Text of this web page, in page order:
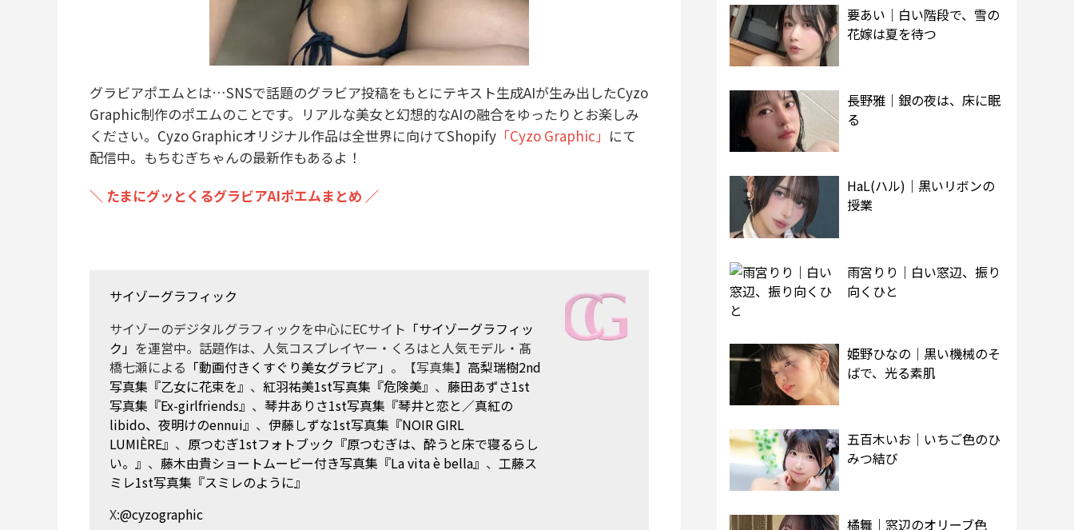
グラビアポエムとは…SNSで話題のグラビア投稿をもとにテキスト生成AIが生み出したCyzo
Graphic制作のポエムのことです。リアルな美女と幻想的なAIの融合をゆったりとお楽しみ
ください。Cyzo Graphicオリジナル作品は全世界に向けてShopify 「Cyzo Graphic」 にて
配信中。もちむぎちゃんの最新作もあるよ！
＼ たまにグッとくるグラビアAIポエムまとめ ／
サイゾーグラフィック
サイゾーのデジタルグラフィックを中心にECサイト 「サイゾーグラフィッ
ク」 を運営中。話題作は、人気コスプレイヤー・くろはと人気モデル・髙
橋七瀬による 「動画付きくすぐり美女グラビア」 。【写真集】 高梨瑞樹2nd
写真集『乙女に花束を』 、 紅羽祐美1st写真集『危険美』 、 藤田あずさ1st
写真集『Ex-girlfriends』 、 琴井ありさ1st写真集『琴井と恋と／真紅の
libido、夜明けのennui』 、 伊藤しずな1st写真集『NOIR GIRL
LUMIÈRE』 、 原つむぎ1stフォトブック『原つむぎは、酔うと床で寝るらし
い。』 、 藤木由貴ショートムービー付き写真集『La vita è bella』 、 工藤ス
ミレ1st写真集『スミレのように』
X:@cyzographic
要あい｜白い階段で、雪の
花嫁は夏を待つ
長野雅｜銀の夜は、床に眠
る
HaL(ハル)｜黒いリボンの
授業
雨宮りり｜白い窓辺、振り
向くひと
姫野ひなの｜黒い機械のそ
ばで、光る素肌
五百木いお｜いちご色のひ
みつ結び
橘舞｜窓辺のオリーブ色